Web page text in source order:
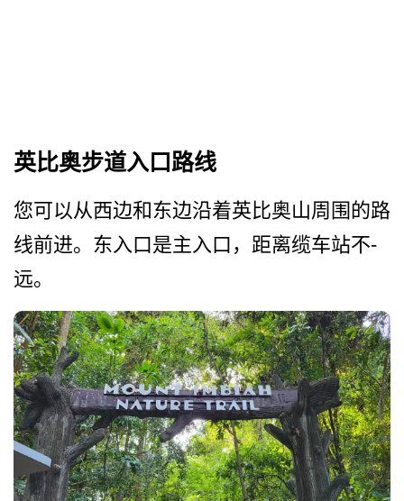
英比奥步道入口路线
您可以从西边和东边沿着英比­奥山周围的路
线前进。东入口是主入口，距离缆车站不­
远。